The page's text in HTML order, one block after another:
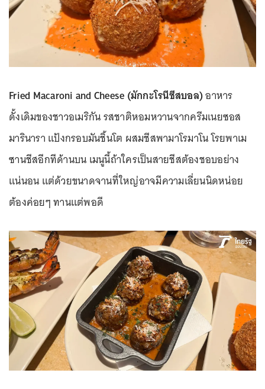
Fried Macaroni and Cheese (มักกะโรนีชีสบอล)อาหาร
ดั้งเดิมของชาวอเมริกัน รสชาติหอมหวานจากครีมเนยซอส
มารินารา แป้งกรอบมันชิ้นโต ผสมชีสพามาโรมาโน โรยพาเม
ซานชีสอีกทีด้านบน เมนูนี้ถ้าใครเป็นสายชีสต้องชอบอย่าง
แน่นอน แต่ด้วยขนาดจานที่ใหญ่อาจมีความเลี่ยนนิดหน่อย
ต้องค่อยๆ ทานแต่พอดี